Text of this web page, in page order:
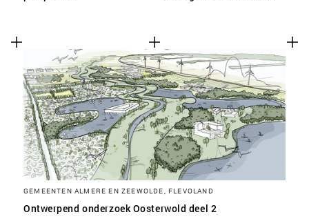
GEMEENTEN ALMERE EN ZEEWOLDE, FLEVOLAND
Ontwerpend onderzoek Oosterwold deel 2